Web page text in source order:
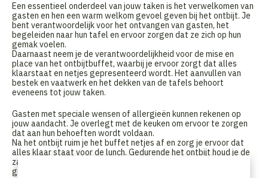
Een essentieel onderdeel van jouw taken is het verwelkomen van
gasten en hen een warm welkom gevoel geven bij het ontbijt. Je
bent verantwoordelijk voor het ontvangen van gasten, het
begeleiden naar hun tafel en ervoor zorgen dat ze zich op hun
gemak voelen.
Daarnaast neem je de verantwoordelijkheid voor de mise en
place van het ontbijtbuffet, waarbij je ervoor zorgt dat alles
klaarstaat en netjes gepresenteerd wordt. Het aanvullen van
bestek en vaatwerk en het dekken van de tafels behoort
eveneens tot jouw taken.
Gasten met speciale wensen of allergieën kunnen rekenen op
jouw aandacht. Je overlegt met de keuken om ervoor te zorgen
dat aan hun behoeften wordt voldaan.
Na het ontbijt ruim je het buffet netjes af en zorg je ervoor dat
alles klaar staat voor de lunch. Gedurende het ontbijt houd je de
zaal voortdurend schoon en netjes, zodat gasten kunnen
genieten van een aangename sfeer.